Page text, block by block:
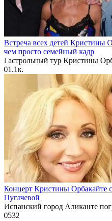
Встреча всех детей Кристины
чем просто семейный кадр
Гастрольный тур Кристины
01.1к.
Концерт Кристины Орбакайте
Пугачевой
Испанский город Аликанте
0532